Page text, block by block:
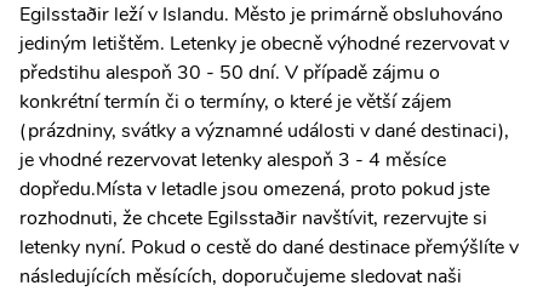
Egilsstaðir leží v Islandu. Město je primárně obsluhováno
jediným letištěm. Letenky je obecně výhodné rezervovat v
předstihu alespoň 30 - 50 dní. V případě zájmu o
konkrétní termín či o termíny, o které je větší zájem
(prázdniny, svátky a významné události v dané destinaci),
je vhodné rezervovat letenky alespoň 3 - 4 měsíce
dopředu.Místa v letadle jsou omezená, proto pokud jste
rozhodnuti, že chcete Egilsstaðir navštívit, rezervujte si
letenky nyní. Pokud o cestě do dané destinace přemýšlíte v
následujících měsících, doporučujeme sledovat naši